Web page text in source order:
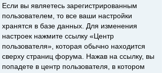
Если вы являетесь зарегистрированным
пользователем, то все ваши настройки
хранятся в базе данных. Для изменения
настроек нажмите ссылку «Центр
пользователя», которая обычно находится
сверху страниц форума. Нажав на ссылку, вы
попадете в центр пользователя, в котором